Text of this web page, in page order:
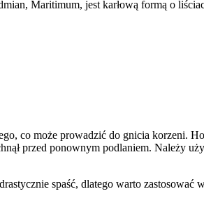
Maritimum, jest karłową formą o
co może prowadzić do gnicia korzeni.
przed ponownym podlaniem. Należy
spaść, dlatego warto zastosować